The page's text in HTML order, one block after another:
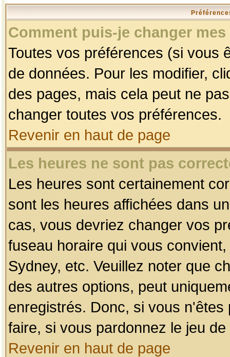
Comment puis-je changer
Toutes vos préférences (si vous
de données. Pour les modifier,
des pages, mais cela peut ne
changer toutes vos préférences.
Revenir en haut de page
Les heures ne sont pas
Les heures sont certainement
sont les heures affichées dans
cas, vous devriez changer vos
fuseau horaire qui vous
Sydney, etc. Veuillez noter que
des autres options, peut
enregistrés. Donc, si vous
faire, si vous pardonnez le jeu
Revenir en haut de page